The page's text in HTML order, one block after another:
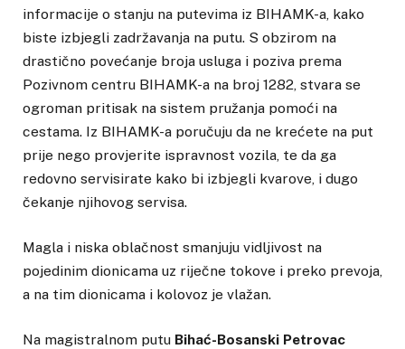
informacije o stanju na putevima iz BIHAMK-a, kako
biste izbjegli zadržavanja na putu. S obzirom na
drastično povećanje broja usluga i poziva prema
Pozivnom centru BIHAMK-a na broj 1282, stvara se
ogroman pritisak na sistem pružanja pomoći na
cestama. Iz BIHAMK-a poručuju da ne krećete na put
prije nego provjerite ispravnost vozila, te da ga
redovno servisirate kako bi izbjegli kvarove, i dugo
čekanje njihovog servisa.
Magla i niska oblačnost smanjuju vidljivost na
pojedinim dionicama uz riječne tokove i preko prevoja,
a na tim dionicama i kolovoz je vlažan.
Na magistralnom putu Bihać-Bosanski Petrovac